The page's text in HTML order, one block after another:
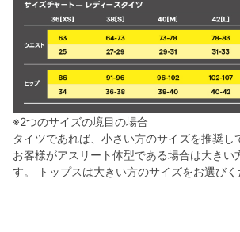
※2つのサイズの境目の場合
タイツであれば、小さい方のサイズを推奨し
お客様がアスリート体型である場合は大きい
す。 トップスは大きい方のサイズをお選びく